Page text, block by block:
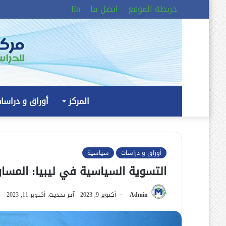
خريطة الموقع اتصل بنا En
المركز أوراق و
أوراق و دراسات سياسية
التسوية السياسية في ليبيا:
Admin أكتوبر 9, 2023 آخر تحديث: أكتوبر 11, 2023